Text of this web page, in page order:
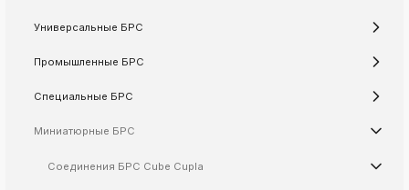
ksldkfjsdlfkjsls;ldfkgjsdl;kfkфыва
k
k
Универсальные БРС
Промышленные БРС
Специальные БРС
Миниатюрные БРС
Соединения БРС Cube Cupla